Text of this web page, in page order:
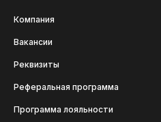
Компания
Вакансии
Реквизиты
Реферальная программа
Программа лояльности